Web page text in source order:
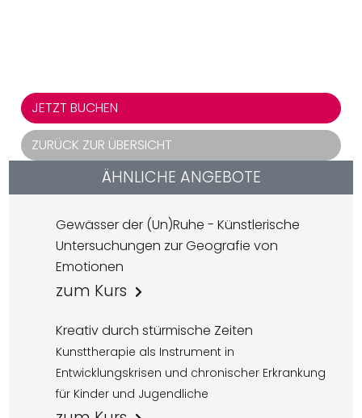
ÄHNLICHE ANGEBOTE
Gewässer der (Un)Ruhe - Künstlerische
Untersuchungen zur Geografie von
Emotionen
zum Kurs
Kreativ durch stürmische Zeiten
Kunsttherapie als Instrument in
Entwicklungskrisen und chronischer Erkrankung
für Kinder und Jugendliche
JETZT BUCHEN
ZURÜCK ZUR ÜBERSICHT